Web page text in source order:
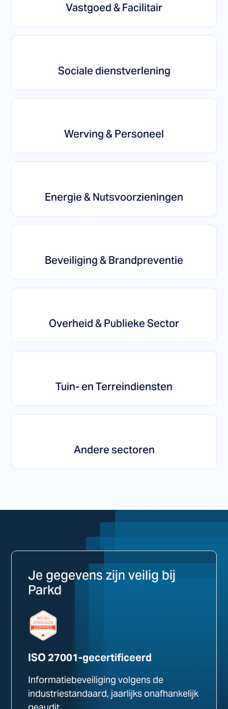
Vastgoed & Facilitair
Sociale dienstverlening
Werving & Personeel
Energie & Nutsvoorzieningen
Beveiliging & Brandpreventie
Overheid & Publieke Sector
Tuin- en Terreindiensten
Andere sectoren
Je gegevens zijn veilig bij
Parkd
ISO 27001-gecertificeerd
Informatiebeveiliging volgens de
industriestandaard, jaarlijks onafhankelijk